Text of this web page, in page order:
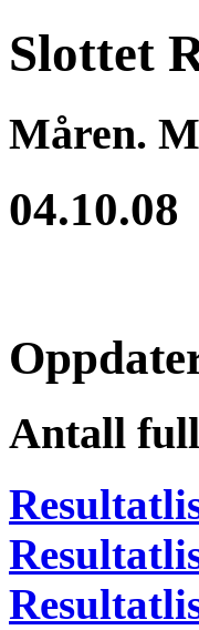
Slottet
Måren.
04.10.08
Antall